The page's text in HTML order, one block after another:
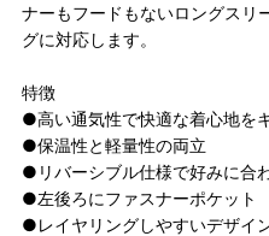
ナーもフードもないロングスリ
グに対応します。
特徴
●高い通気性で快適な着心地を
●保温性と軽量性の両立
●リバーシブル仕様で好みに合
●左後ろにファスナーポケット
●レイヤリングしやすいデザイ